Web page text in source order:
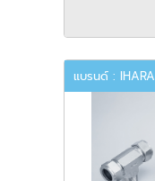
แบรนด์ : IHARA